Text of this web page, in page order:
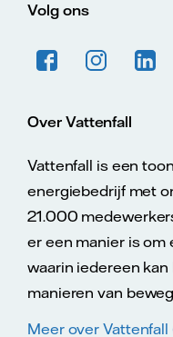
Volg ons
Over Vattenfall
Vattenfall is een
energiebedrijf met
21.000
er een manier is
waarin iedereen
manieren van
Meer over Vattenfall